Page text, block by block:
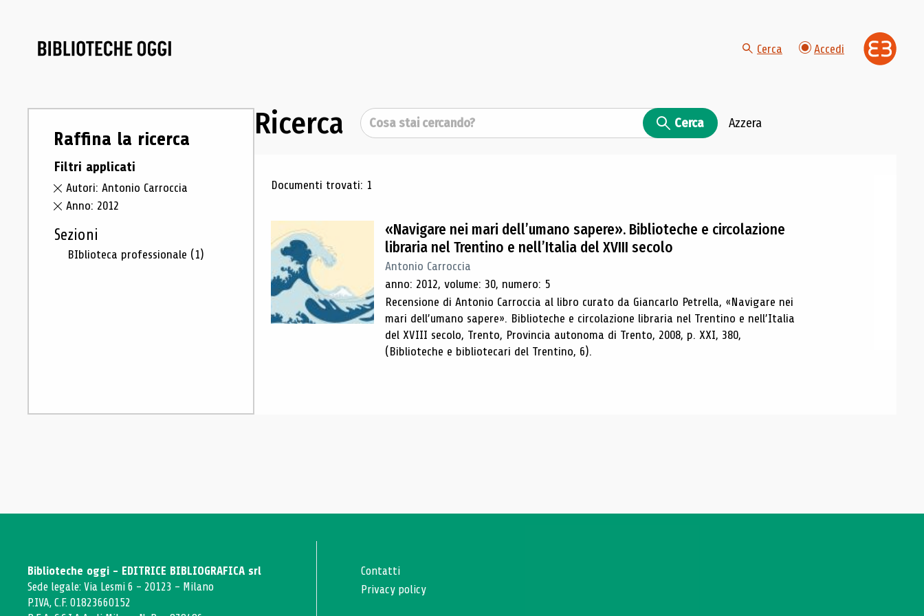
Cerca Accedi
Raffina la ricerca
Filtri applicati
Autori: Antonio Carroccia
Anno: 2012
Sezioni
BIblioteca professionale (1)
Ricerca Cerca Cerca Azzera
Risultati di ricerca
Documenti trovati: 1
«Navigare nei mari dell’umano sapere». Biblioteche e circolazione
libraria nel Trentino e nell’Italia del XVIII secolo
Antonio Carroccia
anno: 2012, volume: 30, numero: 5
Recensione di Antonio Carroccia al libro curato da Giancarlo Petrella, «Navigare nei
mari dell’umano sapere». Biblioteche e circolazione libraria nel Trentino e nell’Italia
del XVIII secolo, Trento, Provincia autonoma di Trento, 2008, p. XXI, 380,
(Biblioteche e bibliotecari del Trentino, 6).
Biblioteche oggi - EDITRICE BIBLIOGRAFICA srl
Sede legale: Via Lesmi 6 - 20123 - Milano
P.IVA, C.F. 01823660152
Contatti
Privacy policy